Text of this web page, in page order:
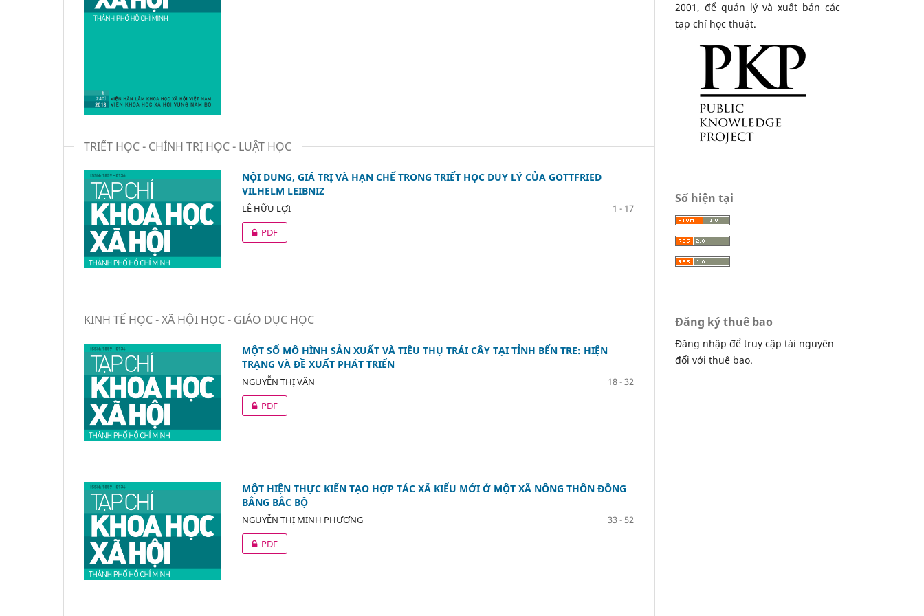
TRIẾT HỌC - CHÍNH TRỊ HỌC - LUẬT HỌC
NỘI DUNG, GIÁ TRỊ VÀ HẠN CHẾ TRONG TRIẾT HỌC DUY LÝ CỦA GOTTFRIED
VILHELM LEIBNIZ
LÊ HỮU LỢI
1 - 17
PDF
KINH TẾ HỌC - XÃ HỘI HỌC - GIÁO DỤC HỌC
MỘT SỐ MÔ HÌNH SẢN XUẤT VÀ TIÊU THỤ TRÁI CÂY TẠI TỈNH BẾN TRE: HIỆN
TRẠNG VÀ ĐỀ XUẤT PHÁT TRIỂN
NGUYỄN THỊ VÂN
18 - 32
PDF
MỘT HIỆN THỰC KIẾN TẠO HỢP TÁC XÃ KIỂU MỚI Ở MỘT XÃ NÔNG THÔN ĐỒNG
BẰNG BẮC BỘ
NGUYỄN THỊ MINH PHƯƠNG
33 - 52
PDF
2001, để quản lý và xuất bản các
tạp chí học thuật.
Số hiện tại
Đăng ký thuê bao
Đăng nhập để truy cập tài nguyên
đối với thuê bao.